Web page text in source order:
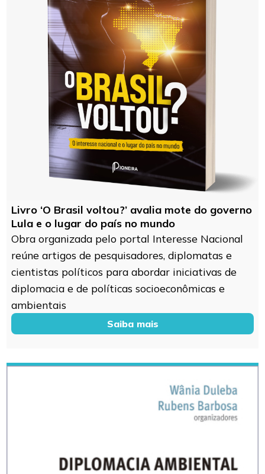
Livro ‘O Brasil voltou?’ avalia mote do governo
Lula e o lugar do país no mundo
Obra organizada pelo portal Interesse Nacional
reúne artigos de pesquisadores, diplomatas e
cientistas políticos para abordar iniciativas de
diplomacia e de políticas socioeconômicas e
ambientais
Saiba mais